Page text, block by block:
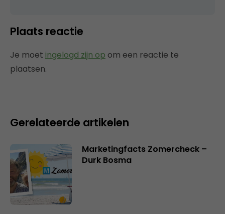
Plaats reactie
Je moet ingelogd zijn op om een reactie te
plaatsen.
Gerelateerde artikelen
Marketingfacts Zomercheck –
Durk Bosma